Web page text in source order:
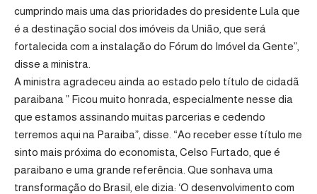
cumprindo mais uma das prioridades do presidente Lula que
é a destinação social dos imóveis da União, que será
fortalecida com a instalação do Fórum do Imóvel da Gente”,
disse a ministra.
A ministra agradeceu ainda ao estado pelo título de cidadã
paraibana ” Ficou muito honrada, especialmente nesse dia
que estamos assinando muitas parcerias e cedendo
terremos aqui na Paraiba”, disse. “Ao receber esse título me
sinto mais próxima do economista, Celso Furtado, que é
paraibano e uma grande referência. Que sonhava uma
transformação do Brasil, ele dizia: ‘O desenvolvimento com